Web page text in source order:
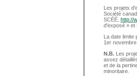
Les projets
Société
SCÉÉ, http://
d'exposé » et
La date limite
1er
N.B. Les
assez
et de la
minoritaire.